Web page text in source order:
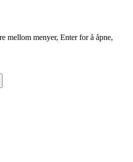
mellom menyer, Enter for å åpne,